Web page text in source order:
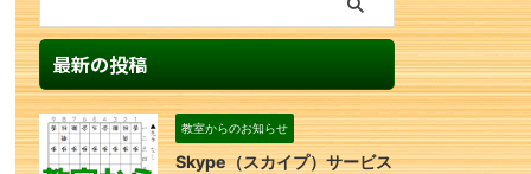
最新の投稿
教室からのお知らせ
Skype（スカイプ）サービス